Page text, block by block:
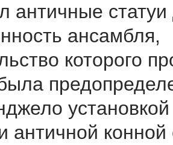
античные
ансамбля,
которого
античной конной